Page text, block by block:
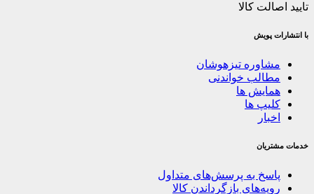
تایید اصالت کالا
با انتشارات پویش
مشاوره تیزهوشان
مطالب خواندنی
همایش ها
کلیپ ها
اخبار
خدمات مشتریان
پاسخ به پرسش‌های متداول
رویه‌های بازگرداندن کالا